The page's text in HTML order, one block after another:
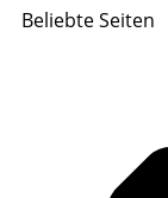
Beliebte Seiten